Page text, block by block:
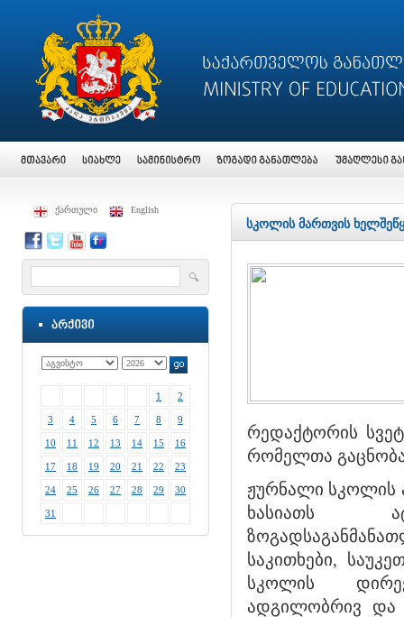
ქართული English
1 2
3 4 5 6 7 8 9
10 11 12 13 14 15 16
17 18 19 20 21 22 23
24 25 26 27 28 29 30
31
სკოლის მართვის
რედაქტორის
რომელთა
ჟურნალი სკოლის
ხასიათს
საკითხები,
სკოლის
ადგილობრივ და